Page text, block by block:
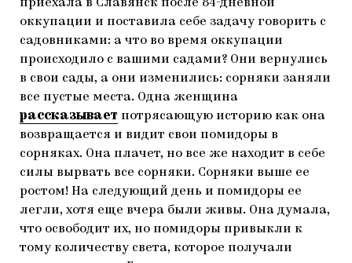
приехала в Славянск после 84-дневной
оккупации и поставила себе задачу говорить с
садовниками: а что во время оккупации
происходило с вашими садами? Они вернулись
в свои сады, а они изменились: сорняки заняли
все пустые места. Одна женщина
рассказывает потрясающую историю как она
возвращается и видит свои помидоры в
сорняках. Она плачет, но все же находит в себе
силы вырвать все сорняки. Сорняки выше ее
ростом! На следующий день и помидоры ее
легли, хотя еще вчера были живы. Она думала,
что освободит их, но помидоры привыкли к
тому количеству света, которое получали